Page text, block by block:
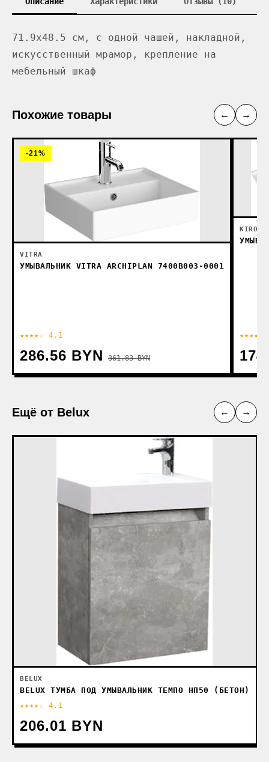
71.9x48.5 см, с одной чашей, накладной,
искусственный мрамор, крепление на
мебельный шкаф
Похожие товары ← →
-21%
VITRA
УМЫВАЛЬНИК VITRA ARCHIPLAN 7400B003-0001
★★★★☆ 4.1
286.56 BYN 361.83 BYN
★★★★☆
Ещё от Belux ← →
BELUX
BELUX ТУМБА ПОД УМЫВАЛЬНИК ТЕМПО НП50 (БЕТОН)
★★★★☆ 4.1
206.01 BYN